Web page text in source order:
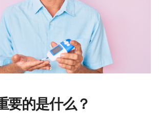
要的是什么？